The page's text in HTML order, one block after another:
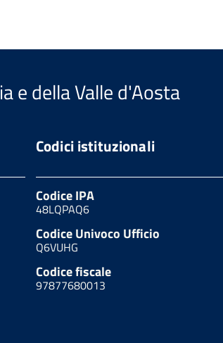
e della Valle d'Aosta
Codici istituzionali
Codice IPA
48LQPAQ6
Codice Univoco Ufficio
Q6VUHG
Codice fiscale
97877680013